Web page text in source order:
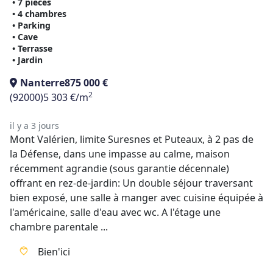
• 4 chambres
• Parking
• Cave
• Terrasse
• Jardin
Nanterre875 000 €
(92000)5 303 €/m2
il y a 3 jours
Mont Valérien, limite Suresnes et Puteaux, à 2 pas de
la Défense, dans une impasse au calme, maison
récemment agrandie (sous garantie décennale)
offrant en rez-de-jardin: Un double séjour traversant
bien exposé, une salle à manger avec cuisine équipée à
l'américaine, salle d'eau avec wc. A l'étage une
chambre parentale ...
Bien'ici